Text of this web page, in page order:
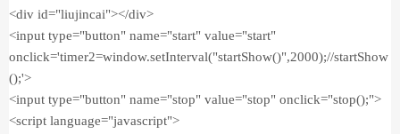
<div id="liujincai"></div>
<input type="button" name="start" value="start"
onclick='timer2=window.setInterval("startShow()",2000);//startShow
();'>
<input type="button" name="stop" value="stop" onclick="stop();">
<script language="javascript">